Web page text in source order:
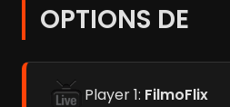
OPTIONS DE
Player 1: FilmoFlix